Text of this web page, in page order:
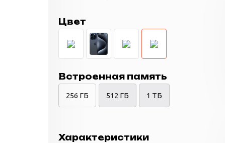
Цвет
Встроенная память
256 ГБ 512 ГБ 1 ТБ
Характеристики